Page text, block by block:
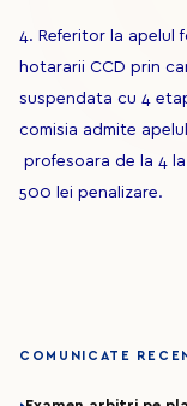
4. Referitor la apelul
hotararii CCD prin
suspendata cu 4
comisia admite
profesoara de la 4
500 lei penalizare.
COMUNICATE